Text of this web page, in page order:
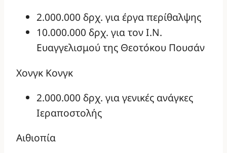
2.000.000 δρχ. για έργα περίθαλψης
10.000.000 δρχ. για τον Ι.Ν.
Ευαγγελισμού της Θεοτόκου Πουσάν
Χονγκ Κονγκ
2.000.000 δρχ. για γενικές ανάγκες
Ιεραποστολής
Αιθιοπία